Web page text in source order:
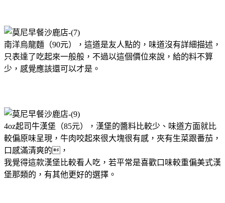
南洋烏龍麵（90元），這道是友人點的，味道沒有詳細描述，
只表達了吃起來一般般，不過以這個價位來說，給的料不算
少，感覺應該還可以才是。
4oz起司牛漢堡（85元），漢堡的醬料比較少、味道方面就比
較偏原味呈現，牛肉咬起來很大塊很有感，夾有生菜跟番茄，
口感滿清爽的，
我覺得這款漢堡比較看人吃，若平常是喜歡口味較重偏美式漢
堡那類的，有其他更好的選擇。